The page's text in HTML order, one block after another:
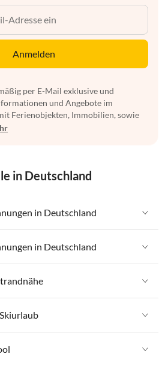
Anmelden
per E-Mail exklusive und
und Angebote im
Ferienobjekten, Immobilien, sowie
in Deutschland
in Deutschland
Vorpommern
in Deutschland
in Deutschland
in Ostsee
in Nordsee
in Deutschland